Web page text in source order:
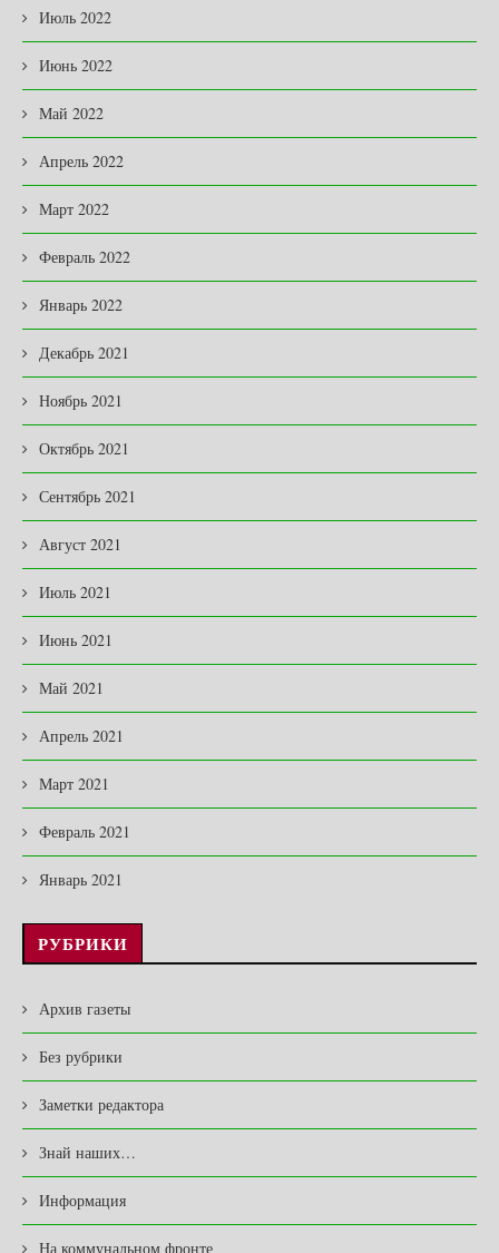
Июль 2022
Июнь 2022
Май 2022
Апрель 2022
Март 2022
Февраль 2022
Январь 2022
Декабрь 2021
Ноябрь 2021
Октябрь 2021
Сентябрь 2021
Август 2021
Июль 2021
Июнь 2021
Май 2021
Апрель 2021
Март 2021
Февраль 2021
Январь 2021
РУБРИКИ
Архив газеты
Без рубрики
Заметки редактора
Знай наших…
Информация
На коммунальном фронте